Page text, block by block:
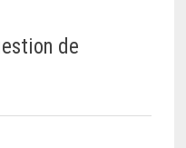
de